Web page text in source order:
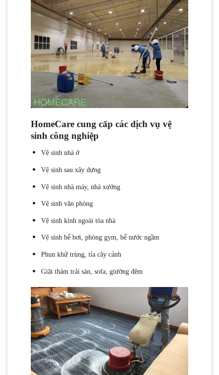
HomeCare cung cấp các dịch vụ vệ
sinh công nghiệp
Vệ sinh nhà ở
Vệ sinh sau xây dựng
Vệ sinh nhà máy, nhà xưởng
Vệ sinh văn phòng
Vệ sinh kính ngoài tòa nhà
Vệ sinh bể bơi, phòng gym, bể nước ngầm
Phun khử trùng, tỉa cây cảnh
Giặt thảm trải sàn, sofa, giường đệm